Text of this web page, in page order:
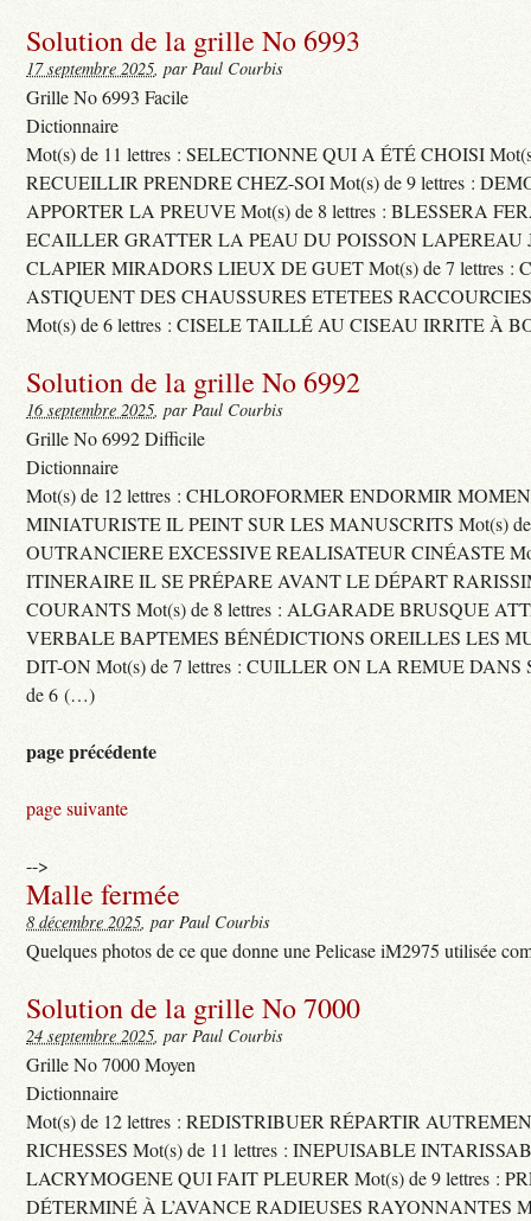
Solution de la grille No 6993
17 septembre 2025, par Paul Courbis
Grille No 6993 Facile
Dictionnaire
Mot(s) de 11 lettres : SELECTIONNE QUI A ÉTÉ CHOISI
RECUEILLIR PRENDRE CHEZ-SOI Mot(s) de 9 lettres :
APPORTER LA PREUVE Mot(s) de 8 lettres : BLESSERA
ECAILLER GRATTER LA PEAU DU POISSON LAPEREAU
CLAPIER MIRADORS LIEUX DE GUET Mot(s) de 7 lettres :
ASTIQUENT DES CHAUSSURES ETETEES
Mot(s) de 6 lettres : CISELE TAILLÉ AU CISEAU IRRITE À
Solution de la grille No 6992
16 septembre 2025, par Paul Courbis
Grille No 6992 Difficile
Dictionnaire
Mot(s) de 12 lettres : CHLOROFORMER ENDORMIR
MINIATURISTE IL PEINT SUR LES MANUSCRITS Mot(s) de
OUTRANCIERE EXCESSIVE REALISATEUR CINÉASTE
ITINERAIRE IL SE PRÉPARE AVANT LE DÉPART
COURANTS Mot(s) de 8 lettres : ALGARADE BRUSQUE
VERBALE BAPTEMES BÉNÉDICTIONS OREILLES LES
DIT-ON Mot(s) de 7 lettres : CUILLER ON LA REMUE DANS
de 6 (…)
page précédente
page suivante
-->
Malle fermée
8 décembre 2025, par Paul Courbis
Quelques photos de ce que donne une Pelicase iM2975 utilisée
Solution de la grille No 7000
24 septembre 2025, par Paul Courbis
Grille No 7000 Moyen
Dictionnaire
Mot(s) de 12 lettres : REDISTRIBUER RÉPARTIR
RICHESSES Mot(s) de 11 lettres : INEPUISABLE
LACRYMOGENE QUI FAIT PLEURER Mot(s) de 9 lettres :
DÉTERMINÉ À L’AVANCE RADIEUSES RAYONNANTES